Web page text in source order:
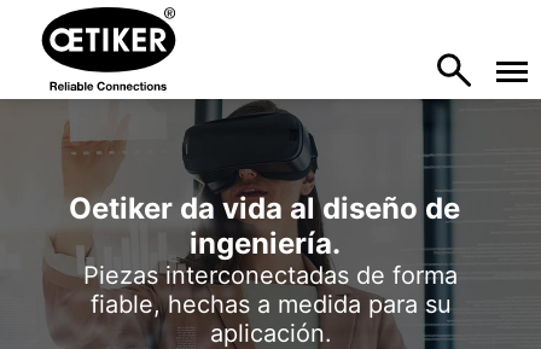
Oetiker da vida al diseño de
ingeniería.
Piezas interconectadas de forma
fiable, hechas a medida para su
aplicación.